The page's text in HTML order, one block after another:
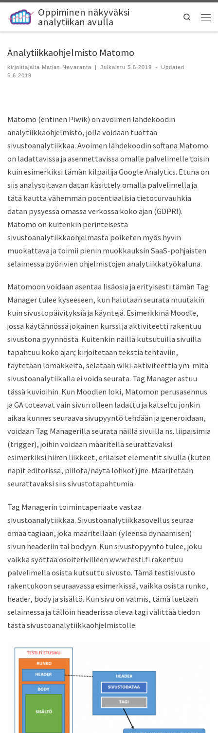
Oppiminen näkyväksi
analytiikan avulla Search
Analytiikkaohjelmisto Matomo
kirjoittajalta Matias Nevaranta | Julkaistu5.6.2019 -
Updated
5.6.2019
Matomo (entinen Piwik) on avoimen lähdekoodin
analytiikkaohjelmisto, jolla voidaan tuottaa
sivustoanalytiikkaa. Avoimen lähdekoodin softana Matomo
on ladattavissa ja asennettavissa omalle palvelimelle toisin
kuin esimerkiksi tämän kilpailija Google Analytics. Etuna on
siis analysoitavan datan käsittely omalla palvelimella ja
tätä kautta vähemmän potentiaalisia tietoturvauhkia
datan pysyessä omassa verkossa koko ajan (GDPR!).
Matomo on kuitenkin perinteisestä
sivustoanalytiikkaohjelmasta poiketen myös hyvin
muokattava ja toimii pienin muokkauksin SaaS-pohjaisten
selaimessa pyörivien ohjelmistojen analytiikkatyökaluna.
Matomoon voidaan asentaa lisäosia ja erityisesti tämän Tag
Manager tulee kyseeseen, kun halutaan seurata muutakin
kuin sivustopäivityksiä ja käyntejä. Esimerkkinä Moodle,
jossa käytännössä jokainen kurssi ja aktiviteetti rakentuu
sivustona pyynnöstä. Kuitenkin näillä kutsutuilla sivuilla
tapahtuu koko ajan; kirjoitetaan tekstiä tehtäviin,
täytetään lomakkeita, selataan wiki-aktiviteettia ym. mitä
sivustoanalytiikalla ei voida seurata. Tag Manager astuu
tässä kuvioihin. Kun Moodlen loki, Matomon perusasennus
ja GA toteavat vain sivun olleen ladattu ja katseltu jonkin
aikaa kunnes seuraava sivupyyntö tehdään ja generoidaan,
voidaan Tag Managerilla seurata näillä sivuilla ns. liipaisimia
(trigger), joihin voidaan määritellä seurattavaksi
esimerkiksi hiiren liikkeet, erilaiset elementit sivulla (kuten
napit editorissa, piilota/näytä lohkot) jne. Määritetään
seurattavaksi siis sivustotapahtumia.
Tag Managerin toimintaperiaate vastaa
sivustoanalytiikkaa. Sivustoanalytiikkasovellus seuraa
omaa tagiaan, joka määritellään (yleensä dynaamisen)
sivun headeriin tai bodyyn. Kun sivustopyyntö tulee, joku
vaikka syöttää osoiterivilleen www.testi.fi rakentuu
palvelimella osista kutsuttu sivusto. Tämä testisivusto
rakentukoon seuraavassa esimerkissä, vaikka osista runko,
header, body ja sisältö. Kun sivu on valmis, tämä luetaan
selaimessa ja tällöin headerissa oleva tagi välittää tiedon
tästä sivustoanalytiikkaohjelmistolle.